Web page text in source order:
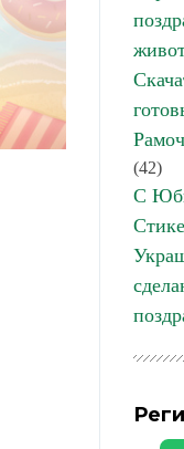
(42)
С